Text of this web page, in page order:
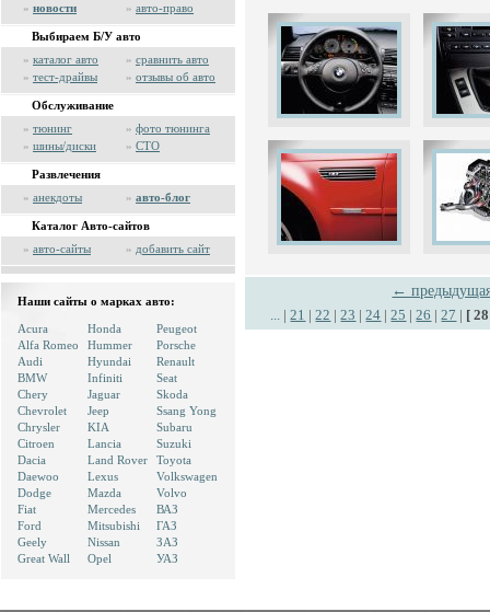
» новости » авто-право
Выбираем Б/У авто
» каталог авто » сравнить авто
» тест-драйвы » отзывы об авто
Обслуживание
» тюнинг » фото тюнинга
» шины/диски » СТО
Развлечения
» анекдоты » авто-блог
Каталог Авто-сайтов
» авто-сайты » добавить сайт
Наши сайты о марках авто:
Acura
Alfa Romeo
Audi
BMW
Chery
Chevrolet
Chrysler
Citroen
Dacia
Daewoo
Dodge
Fiat
Ford
Geely
Great Wall
Honda
Hummer
Hyundai
Infiniti
Jaguar
Jeep
KIA
Lancia
Land Rover
Lexus
Mazda
Mercedes
Mitsubishi
Nissan
Opel
Peugeot
Porsche
Renault
Seat
Skoda
Ssang Yong
Subaru
Suzuki
Toyota
Volkswagen
Volvo
ВАЗ
ГАЗ
ЗАЗ
УАЗ
←
... |21 |22 |23 |24 |25 |26 |27 | [